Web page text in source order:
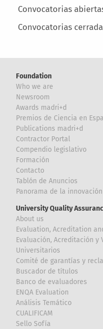
Main menu
Convocatorias
Convocatorias
Foundation
Who we are
Newsroom
Awards madri+d
Premios de Ciencia en
Publications madri+d
Contractor Portal
Compendio legislativo
Formación
Contacto
Tablón de Anuncios
Panorama de la
University Quality
About us
Evaluation, Acreditation
Evaluación, Acreditación y
Universitarios
Comité de garantías y
Buscador de títulos
Banco de evaluadores
ENQA Evaluation
Análisis Temático
CUALIFICAM
Sello Sofía